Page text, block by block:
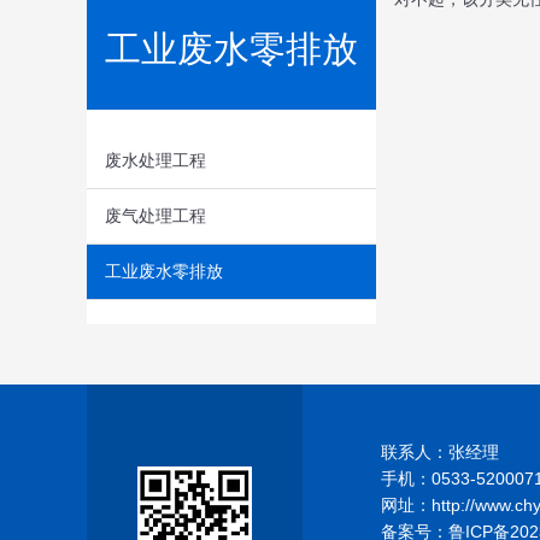
工业废水零排放
废水处理工程
废气处理工程
工业废水零排放
联系人：张经理
手机：0533-5200071
网址：http://
备案号： 鲁ICP备